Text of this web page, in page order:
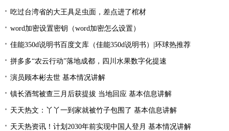
吃过台湾省的大王具足虫面，差点进了棺材
word加密设置密钥（word加密怎么设置）
佳能350d说明书百度文库（佳能350d说明书）|环球热推荐
拼多多“农云行动”落地成都，四川水果数字化提速
演员顾本彬去世 基本情况讲解
镇长酒驾被查三月后获提拔 当地回应 基本信息讲解
天天热文：丫丫一到家就被竹子包围了 基本信息讲解
天天热资讯！计划2030年前实现中国人登月 基本情况讲解